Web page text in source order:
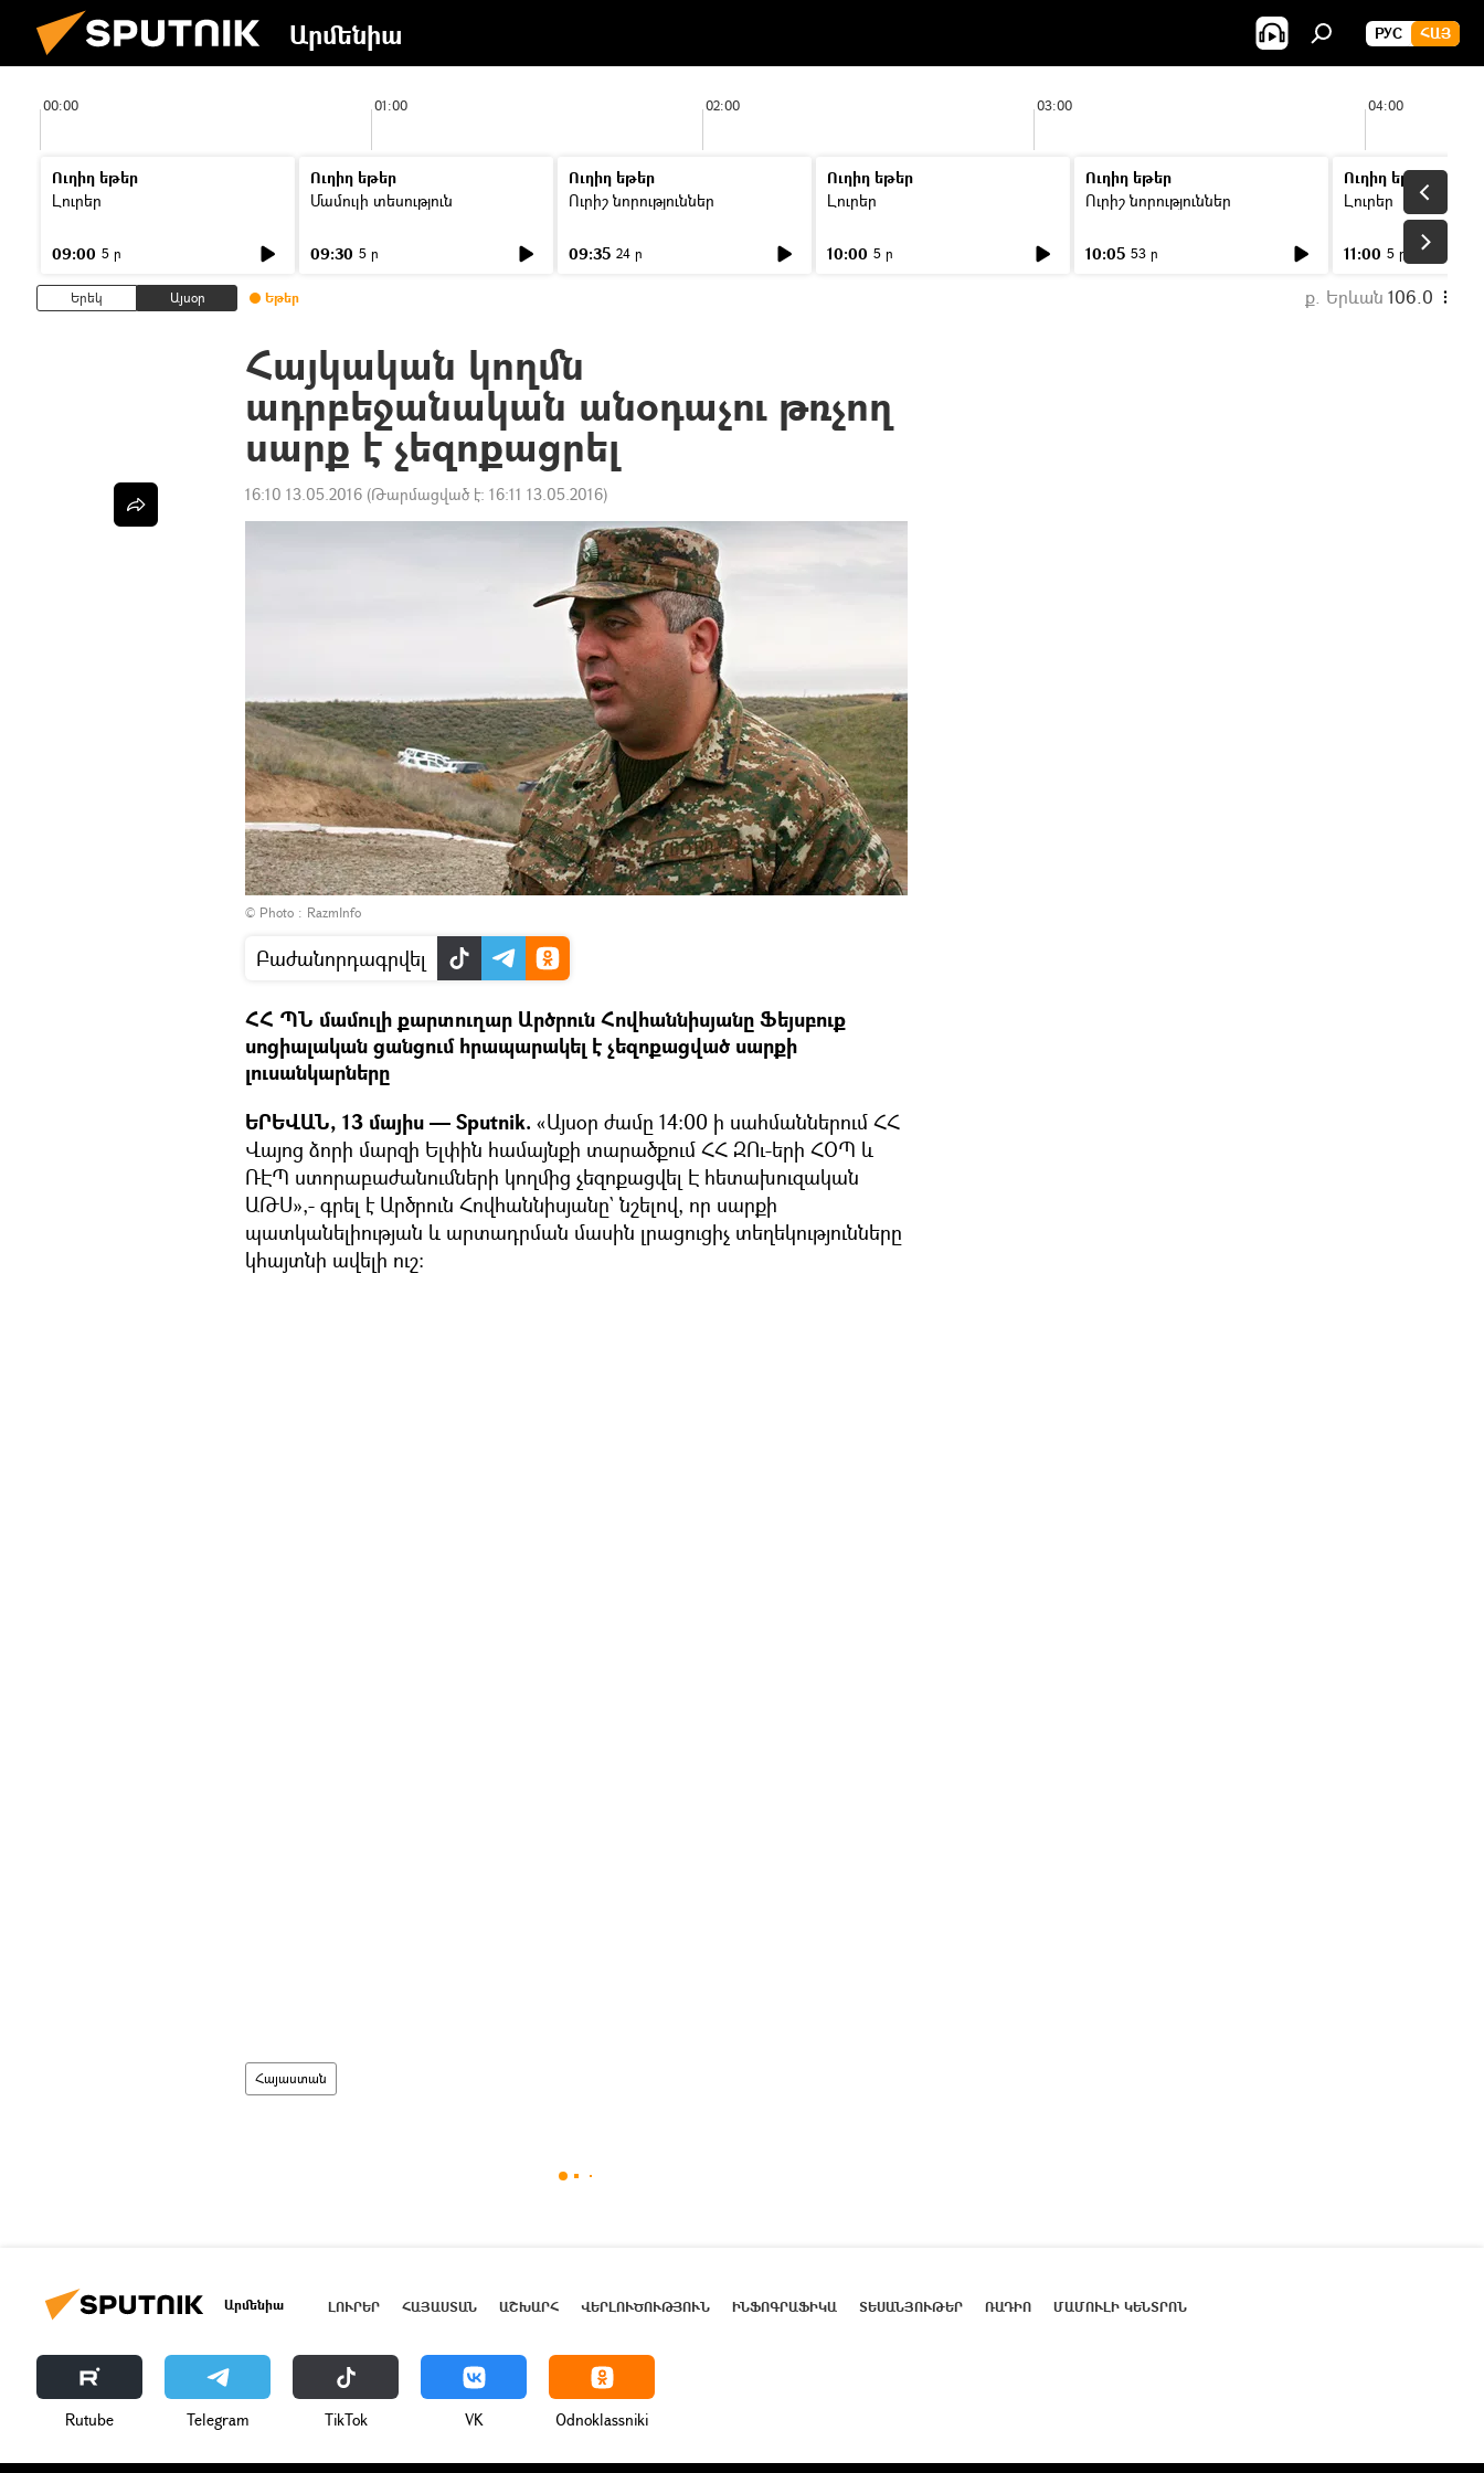
Արմենիա РУС ՀԱՅ
00:00 01:00 02:00 03:00 04:00
Ուղիղ եթեր
Լուրեր
09:00 5 ր
Ուղիղ եթեր
Մամուլի տեսություն
09:30 5 ր
Ուղիղ եթեր
Ուրիշ նորություններ
09:35 24 ր
Ուղիղ եթեր
Լուրեր
10:00 5 ր
Ուղիղ եթեր
Ուրիշ նորություններ
10:05 53 ր
Ուղիղ եթեր
Լուրեր
11:00 5 ր
Երեկ Այսօր Եթեր ք. Երևան 106.0
Հայկական կողմն
ադրբեջանական անօդաչու թռչող
սարք է չեզոքացրել
16:10 13.05.2016 (Թարմացված է: 16:11 13.05.2016)
© Photo : RazmInfo
Բաժանորդագրվել
ՀՀ ՊՆ մամուլի քարտուղար Արծրուն Հովհաննիսյանը Ֆեյսբուք
սոցիալական ցանցում հրապարակել է չեզոքացված սարքի
լուսանկարները
ԵՐԵՎԱՆ, 13 մայիս — Sputnik. «Այսօր ժամը 14։00 ի սահմաններում ՀՀ
Վայոց ձորի մարզի Ելփին համայնքի տարածքում ՀՀ ԶՈւ-երի ՀՕՊ և
ՌԷՊ ստորաբաժանումների կողմից չեզոքացվել Է հետախուզական
ԱԹՍ»,- գրել է Արծրուն Հովհաննիսյանը` նշելով, որ սարքի
պատկանելիության և արտադրման մասին լրացուցիչ տեղեկությունները
կհայտնի ավելի ուշ։
Հայաստան
Արմենիա ԼՈՒՐԵՐ ՀԱՅԱՍՏԱՆ ԱՇԽԱՐՀ ՎԵՐԼՈՒԾՈՒԹՅՈՒՆ ԻՆՖՈԳՐԱՖԻԿԱ ՏԵՍԱՆՅՈՒԹԵՐ ՌԱԴԻՈ ՄԱՄՈՒԼԻ ԿԵՆՏՐՈՆ
Rutube Telegram ТikТоk VK Odnoklassniki